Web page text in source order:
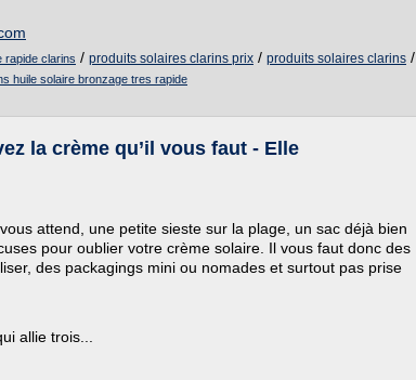
rapide clarins / produits solaires clarins prix / produits solaires clarins /
huile solaire bronzage tres rapide
la crème qu’il vous faut - Elle
attend, une petite sieste sur la plage, un sac déjà bien
pour oublier votre crème solaire. Il vous faut donc des
des packagings mini ou nomades et surtout pas prise
allie trois...